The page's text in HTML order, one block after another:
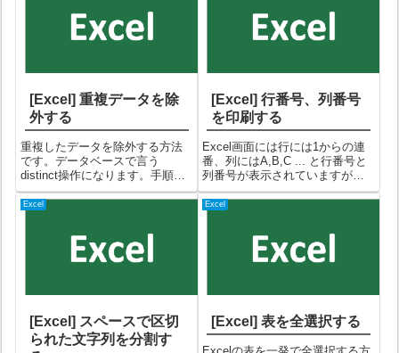
「見出し」のチェックを外しま
す。②これで行番号と列番号が
非表示になりま...
[Excel] 重複データを除
外する
重複したデータを除外する方法
です。データベースで言う
distinct操作になります。手順以
下のようなデータを例としま
す。①「データ」タブ⇒「並び
「詳細設定」をクリック②「フ
ィルターオプションの設定」画
面が表示される...
[Excel] 行番号、列番号
を印刷する
Excel画面には行には1からの連
番、列にはA,B,C ... と行番号と
列番号が表示されていますが、
印刷時にこれも印刷する方法で
す。手順①「ページレイアウ
トル」アイコンをクリックする
②ページ設定画面の「シー
Excel
[Excel] スペースで区切
られた文字列を分割す
Excel
[Excel] 表を全選択する